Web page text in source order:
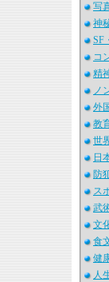
写
神
SF
コ
精
ノ
外
教
世
日
防
ス
武
文
食
健
人